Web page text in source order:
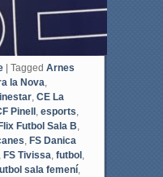
Tagged Arnes
la Nova,
, CE La
Pinell , esports,
Flix Futbol Sala B,
, FS Danica
, FS Tivissa, futbol ,
sala femení,